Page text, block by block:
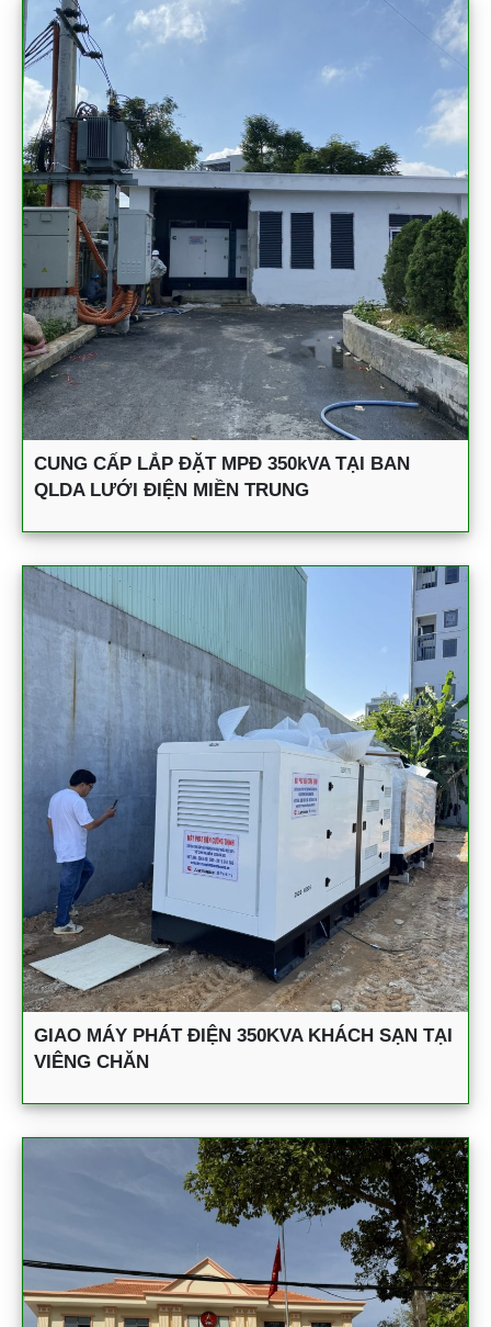
CUNG CẤP LẮP ĐẶT MPĐ 350kVA TẠI BAN
QLDA LƯỚI ĐIỆN MIỀN TRUNG
GIAO MÁY PHÁT ĐIỆN 350KVA KHÁCH SẠN TẠI
VIÊNG CHĂN